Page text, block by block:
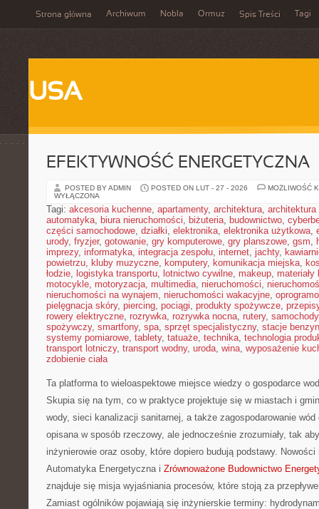
Strona główna Archiwum Nobla Ormuz Spis Treści Tagi
USA
EFEKTYWNOŚĆ ENERGETYCZNA
POSTED BY ADMIN POSTED ON LUT - 27 - 2026
MOŻLIWOŚĆ
WYŁĄCZONA
Tagi: akcesoria kuchenne, apartamenty, architektura, architektura
automatyka, biura nieruchomości, biżuteria, budownictwo,
części samochodowe, działki, elektronika, elektronika użytkowa,
urody, fryzjer, gotowanie, gry komputerowe, gry planszowe, gsm,
imprezy, informatyka, integracja zespołu, internet, jachty,
powietrzu, kluby muzyczne, komputery, komunikacja miejska,
łodzie, logistyka transportu, lotnictwo cywilne, makeup, materiały
motocykle, motoryzacja, multimedia, nieruchomości,
nieruchomości na wynajem, nieruchomości wakacyjne,
pielęgnacja skóry, piercing, pociągi, produkty spożywcze,
rowery elektryczne, rozrywka, rozrywka nocna, rutery, samochody
spożywczy, smartfony, spa, sprzęt specjalistyczny, stacje
systemy pomiarowe, tablety, tatuaże, technika, technologia
transport lotniczy, transport wodny, uroda, wina, wyposażenie
zdobienie ciała
Ta platforma to wieloaspektowe miejsce wiedzy o gospodarce
Skupia się na tym, co w praktyce projektuje się w miastach i
wody, sieci kanalizacji sanitarnej, a także zagospodarowanie wód
opisana w sposób rzeczowy, ale jednocześnie zrozumiały, tak
inżynierowie oraz osoby, które dopiero budują podstawy.
Automatyka Energetyczna i Zrównoważone Budownictwo
znajduje się misja wyjaśniania procesów, które stoją za
Zamiast ogólników pojawiają się inżynierskie terminy: